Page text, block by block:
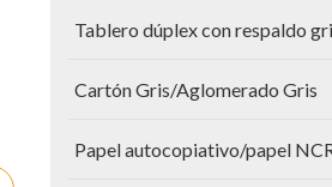
Tablero dúplex con respaldo
Cartón Gris/Aglomerado Gris
Papel autocopiativo/papel